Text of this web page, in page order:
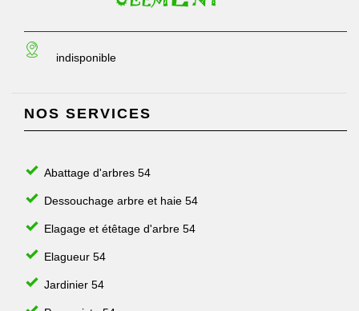
indisponible
NOS SERVICES
Abattage d'arbres 54
Dessouchage arbre et haie 54
Elagage et étêtage d'arbre 54
Elagueur 54
Jardinier 54